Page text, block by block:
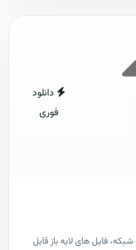
دانلود
فوری
فایل های لایه باز قابل